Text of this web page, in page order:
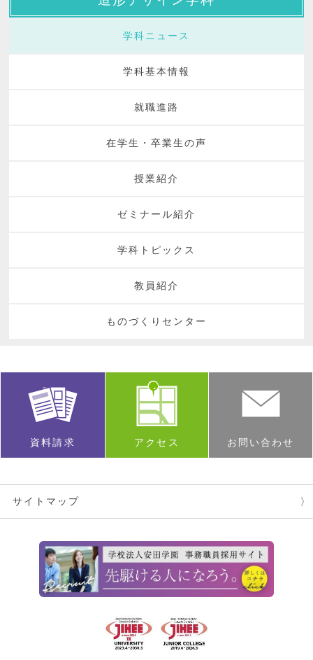
学科ニュース
学科基本情報
就職進路
在学生・卒業生の声
授業紹介
ゼミナール紹介
学科トピックス
教員紹介
ものづくりセンター
資料請求 アクセス お問い合わせ
サイトマップ